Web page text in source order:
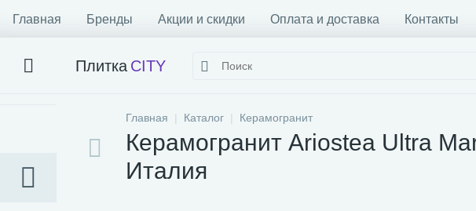
Главная Бренды Акции и скидки Оплата и доставка Контакты
Плитка CITY
Главная Каталог Керамогранит
Керамогранит Ariostea Ultra
Италия